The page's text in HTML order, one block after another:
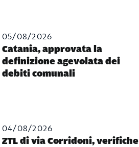
05/08/2026
Catania, approvata la
definizione agevolata dei
debiti comunali
04/08/2026
ZTL di via Corridoni, verifiche